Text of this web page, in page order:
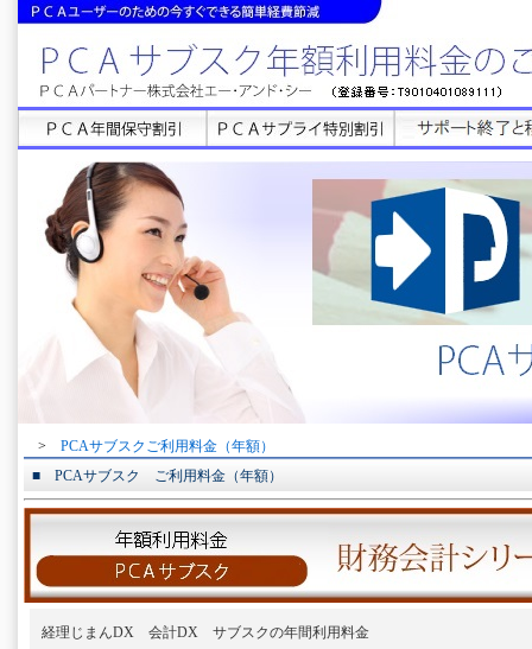
> PCAサブスクご利用料金（年額）
■ PCAサブスク ご利用料金（年額）
経理じまんDX 会計DX サブスクの年間利用料金